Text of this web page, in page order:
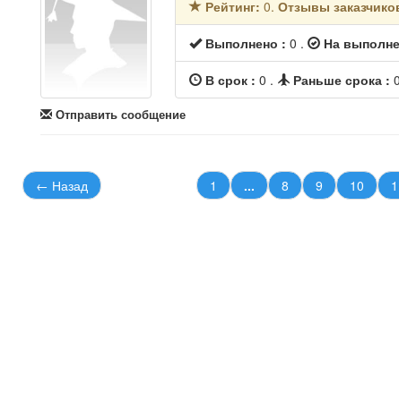
Отправить сообщение
Рейтинг:0.Отзывы
Выполнено :0 . На
В срок :0 . Раньше срока :
1 ... 8 9 10
← Назад